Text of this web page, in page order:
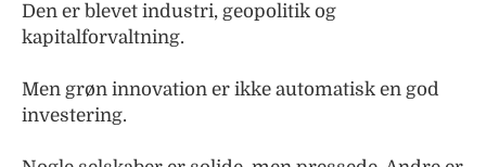
Den er blevet industri, geopolitik og
kapitalforvaltning.
Men grøn innovation er ikke automatisk en god
investering.